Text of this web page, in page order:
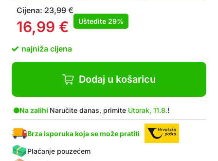
U paketu: 1x dječja deka
Cijena:23,99€
16,99 € Uštedite 29%
najniža cijena
Dodaj u košaricu
Na zalihi Naručite danas, primite Utorak, 11.8.!
Brza isporuka koja se može pratiti
Plaćanje pouzećem